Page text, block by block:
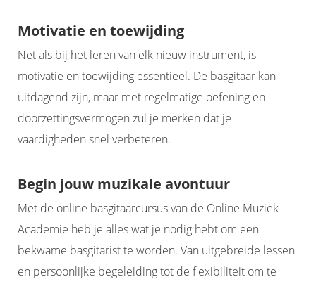
Motivatie en toewijding
Net als bij het leren van elk nieuw instrument, is
motivatie en toewijding essentieel. De basgitaar kan
uitdagend zijn, maar met regelmatige oefening en
doorzettingsvermogen zul je merken dat je
vaardigheden snel verbeteren.
Begin jouw muzikale avontuur
Met de online basgitaarcursus van de Online Muziek
Academie heb je alles wat je nodig hebt om een
bekwame basgitarist te worden. Van uitgebreide lessen
en persoonlijke begeleiding tot de flexibiliteit om te